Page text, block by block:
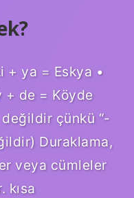
+ ya = Eskya •
+ de = Köyde
çünkü “-
Duraklama,
veya cümleler
kısa